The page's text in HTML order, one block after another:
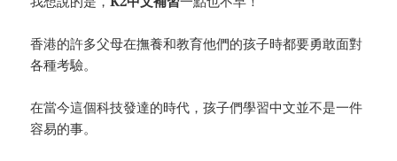
香港的許多父母在撫養和教育他們的孩子時都要勇敢面對
各種考驗。
在當今這個科技發達的時代，孩子們學習中文並不是一件
容易的事。